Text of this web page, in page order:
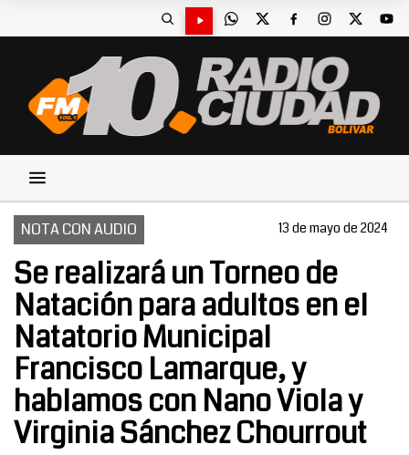
NOTA CON AUDIO 13 de mayo de 2024
Se realizará un Torneo de
Natación para adultos en el
Natatorio Municipal
Francisco Lamarque, y
hablamos con Nano Viola y
Virginia Sánchez Chourrout